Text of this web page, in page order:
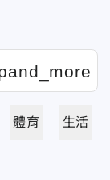
體育 生活